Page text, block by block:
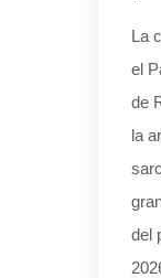
La
el
de
la
del